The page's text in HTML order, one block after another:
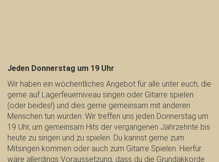
Jeden Donnerstag um 19 Uhr
Wir haben ein wöchentliches Angebot für alle unter euch, die
gerne auf Lagerfeuerniveau singen oder Gitarre spielen
(oder beides!) und dies gerne gemeinsam mit anderen
Menschen tun würden. Wir treffen uns jeden Donnerstag um
19 Uhr, um gemeinsam Hits der vergangenen Jahrzehnte bis
heute zu singen und zu spielen. Du kannst gerne zum
Mitsingen kommen oder auch zum Gitarre Spielen. Hierfür
wäre allerdings Voraussetzung, dass du die Grundakkorde